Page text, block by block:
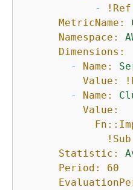
-
!Ref
MetricName:
Namespace:
Dimensions:
-
Name:
Value:
-
Name:
Value:
!Sub
Statistic:
Period:
60